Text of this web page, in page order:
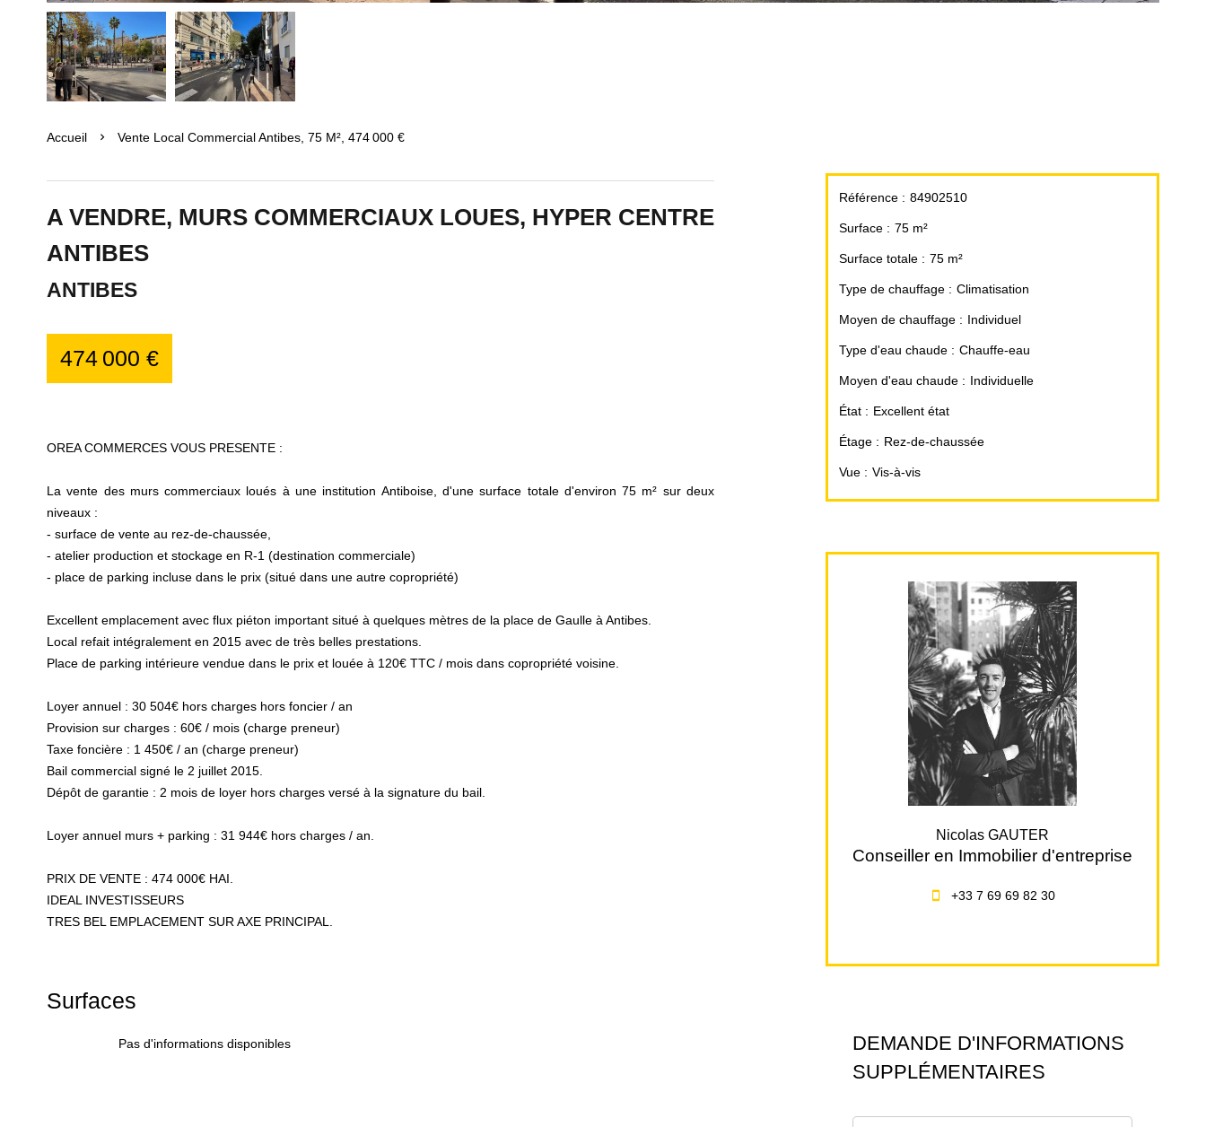
Accueil Vente Local Commercial Antibes, 75 M², 474 000 €
A VENDRE, MURS COMMERCIAUX LOUES, HYPER CENTRE
ANTIBES
ANTIBES
474 000 €
OREA COMMERCES VOUS PRESENTE :
La vente des murs commerciaux loués à une institution Antiboise, d'une surface totale d'environ 75 m² sur deux
niveaux :
- surface de vente au rez-de-chaussée,
- atelier production et stockage en R-1 (destination commerciale)
- place de parking incluse dans le prix (situé dans une autre copropriété)
Excellent emplacement avec flux piéton important situé à quelques mètres de la place de Gaulle à Antibes.
Local refait intégralement en 2015 avec de très belles prestations.
Place de parking intérieure vendue dans le prix et louée à 120€ TTC / mois dans copropriété voisine.
Loyer annuel : 30 504€ hors charges hors foncier / an
Provision sur charges : 60€ / mois (charge preneur)
Taxe foncière : 1 450€ / an (charge preneur)
Bail commercial signé le 2 juillet 2015.
Dépôt de garantie : 2 mois de loyer hors charges versé à la signature du bail.
Loyer annuel murs + parking : 31 944€ hors charges / an.
PRIX DE VENTE : 474 000€ HAI.
IDEAL INVESTISSEURS
TRES BEL EMPLACEMENT SUR AXE PRINCIPAL.
Surfaces
Pas d'informations disponibles
Référence 84902510
Surface 75 m²
Surface totale 75 m²
Type de chauffage Climatisation
Moyen de chauffage Individuel
Type d'eau chaude Chauffe-eau
Moyen d'eau chaude Individuelle
État Excellent état
Étage Rez-de-chaussée
Vue Vis-à-vis
Nicolas GAUTER
Conseiller en Immobilier d'entreprise
+33 7 69 69 82 30
DEMANDE D'INFORMATIONS
SUPPLÉMENTAIRES